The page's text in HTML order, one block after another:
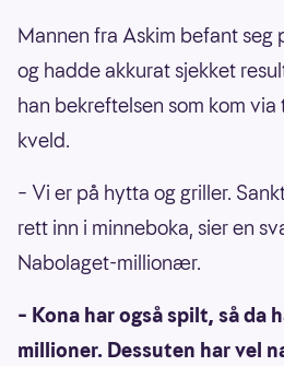
Mannen fra Askim befant seg
og hadde akkurat sjekket
han bekreftelsen som kom
kveld.
– Vi er på hytta og griller.
rett inn i minneboka, sier en
Nabolaget-millionær.
– Kona har også spilt, så da
millioner. Dessuten har vel